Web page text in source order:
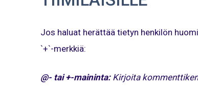
Jos haluat herättää tietyn henkilön
`+`-merkkiä:
@- tai +-maininta:Kirjoita